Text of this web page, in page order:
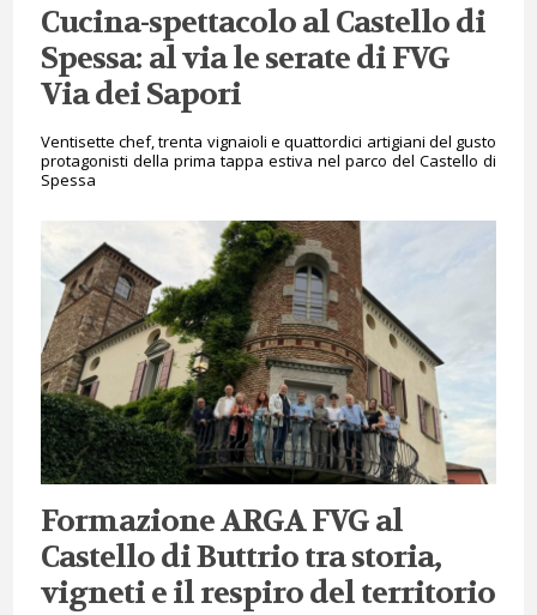
Cucina-spettacolo al Castello di
Spessa: al via le serate di FVG
Via dei Sapori
Ventisette chef, trenta vignaioli e quattordici artigiani del gusto
protagonisti della prima tappa estiva nel parco del Castello di
Spessa
Formazione ARGA FVG al
Castello di Buttrio tra storia,
vigneti e il respiro del territorio